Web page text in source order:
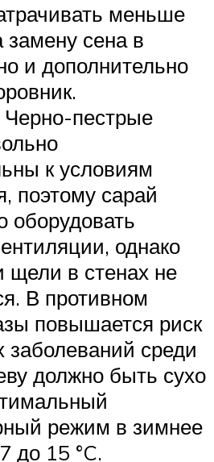
меньше
сена в
и дополнительно
пестрые
к условиям
поэтому сарай
оборудовать
однако
щели в стенах не
В противном
повышается риск
заболеваний среди
должно быть сухо
режим в зимнее
до 15 °C.